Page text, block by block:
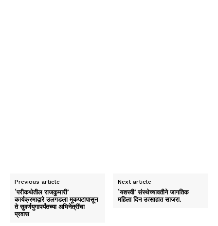
Previous article
‘परीकथेतील राजकुमारी’
कार्यक्रमाद्वारे उलगडला मूकपटापासून
ते सुवर्णयुगापर्यंतच्या अभिनेत्रींचा
प्रवास
Next article
‘यशस्वी’ संस्थेच्यावतीने जागतिक
महिला दिन उत्साहात साजरा.